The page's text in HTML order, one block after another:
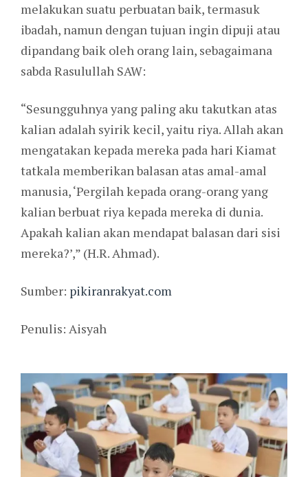
melakukan suatu perbuatan baik, termasuk
ibadah, namun dengan tujuan ingin dipuji atau
dipandang baik oleh orang lain, sebagaimana
sabda Rasulullah SAW:
“Sesungguhnya yang paling aku takutkan atas
kalian adalah syirik kecil, yaitu riya. Allah akan
mengatakan kepada mereka pada hari Kiamat
tatkala memberikan balasan atas amal-amal
manusia, ‘Pergilah kepada orang-orang yang
kalian berbuat riya kepada mereka di dunia.
Apakah kalian akan mendapat balasan dari sisi
mereka?’,” (H.R. Ahmad).
Sumber: pikiranrakyat.com
Penulis: Aisyah